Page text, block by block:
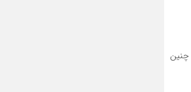
چنین